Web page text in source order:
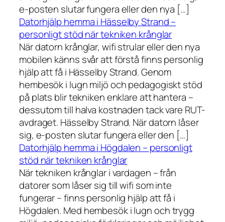
e-posten slutar fungera eller den nya […]
Datorhjälp hemma i Hässelby Strand –
personligt stöd när tekniken krånglar
När datorn krånglar, wifi strular eller den nya
mobilen känns svår att förstå finns personlig
hjälp att få i Hässelby Strand. Genom
hembesök i lugn miljö och pedagogiskt stöd
på plats blir tekniken enklare att hantera –
dessutom till halva kostnaden tack vare RUT-
avdraget. Hässelby Strand. När datorn låser
sig, e-posten slutar fungera eller den […]
Datorhjälp hemma i Högdalen – personligt
stöd när tekniken krånglar
När tekniken krånglar i vardagen – från
datorer som låser sig till wifi som inte
fungerar – finns personlig hjälp att få i
Högdalen. Med hembesök i lugn och trygg